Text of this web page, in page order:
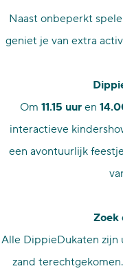
Naast onbeperkt
geniet je van extra
Om 11.15 uuren
interactieve
een avontuurlijk
Zoek
Alle DippieDukaten zijn
zand